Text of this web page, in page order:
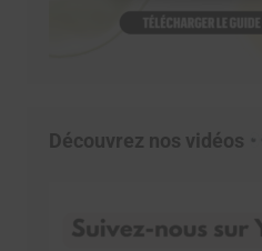
Découvrez nos vidéos